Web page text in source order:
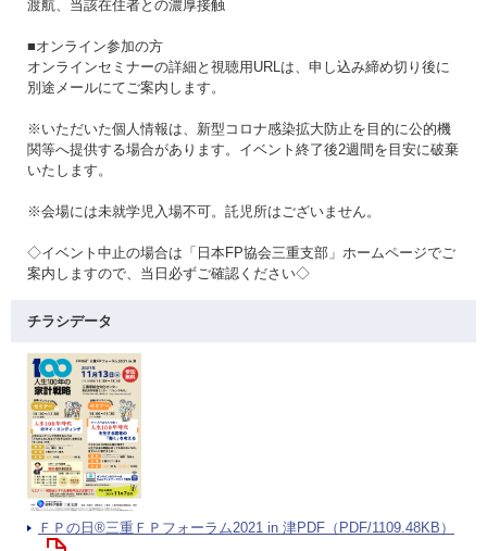
渡航、当該在住者との濃厚接触
■オンライン参加の方
オンラインセミナーの詳細と視聴用URLは、申し込み締め切り後に
別途メールにてご案内します。
※いただいた個人情報は、新型コロナ感染拡大防止を目的に公的機
関等へ提供する場合があります。イベント終了後2週間を目安に破棄
いたします。
※会場には未就学児入場不可。託児所はございません。
◇イベント中止の場合は「日本FP協会三重支部」ホームページでご
案内しますので、当日必ずご確認ください◇
チラシデータ
ＦＰの日®三重ＦＰフォーラム2021 in 津PDF（PDF/1109.48KB）